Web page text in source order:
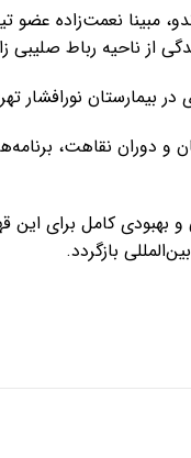
مبینا نعمت‌زاده عضو
از ناحیه رباط صلیبی
بیمارستان نورافشار
و دوران نقاهت،
بهبودی کامل برای این
بازگردد.